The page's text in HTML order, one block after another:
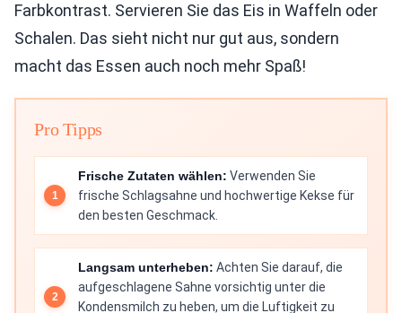
Farbkontrast. Servieren Sie das Eis in Waffeln oder
Schalen. Das sieht nicht nur gut aus, sondern
macht das Essen auch noch mehr Spaß!
Pro Tipps
Frische Zutaten wählen: Verwenden Sie
frische Schlagsahne und hochwertige Kekse für
den besten Geschmack.
Langsam unterheben: Achten Sie darauf, die
aufgeschlagene Sahne vorsichtig unter die
Kondensmilch zu heben, um die Luftigkeit zu